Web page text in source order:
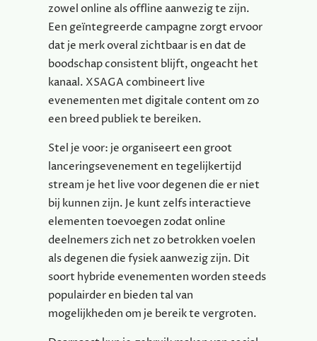
zowel online als offline aanwezig te zijn.
Een geïntegreerde campagne zorgt ervoor
dat je merk overal zichtbaar is en dat de
boodschap consistent blijft, ongeacht het
kanaal. XSAGA combineert live
evenementen met digitale content om zo
een breed publiek te bereiken.
Stel je voor: je organiseert een groot
lanceringsevenement en tegelijkertijd
stream je het live voor degenen die er niet
bij kunnen zijn. Je kunt zelfs interactieve
elementen toevoegen zodat online
deelnemers zich net zo betrokken voelen
als degenen die fysiek aanwezig zijn. Dit
soort hybride evenementen worden steeds
populairder en bieden tal van
mogelijkheden om je bereik te vergroten.